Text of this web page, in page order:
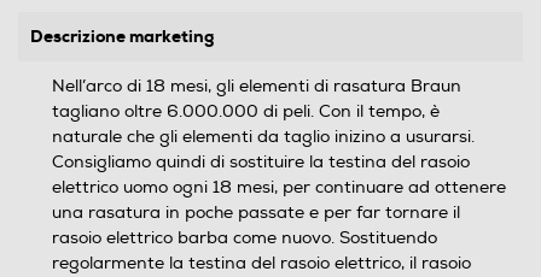
Descrizione marketing
Nell’arco di 18 mesi, gli elementi di rasatura Braun
tagliano oltre 6.000.000 di peli. Con il tempo, è
naturale che gli elementi da taglio inizino a usurarsi.
Consigliamo quindi di sostituire la testina del rasoio
elettrico uomo ogni 18 mesi, per continuare ad ottenere
una rasatura in poche passate e per far tornare il
rasoio elettrico barba come nuovo. Sostituendo
regolarmente la testina del rasoio elettrico, il rasoio